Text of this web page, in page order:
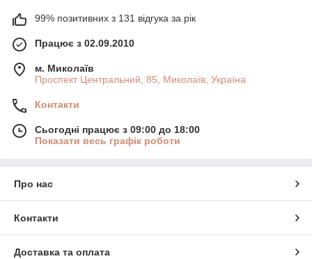
99% позитивних з 131 відгука за рік
Працює з 02.09.2010
м. Миколаїв
Проспект Центральний, 85, Миколаїв, Україна
Контакти
Сьогодні працює з 09:00 до 18:00
Показати весь графік роботи
Про нас
Контакти
Доставка та оплата